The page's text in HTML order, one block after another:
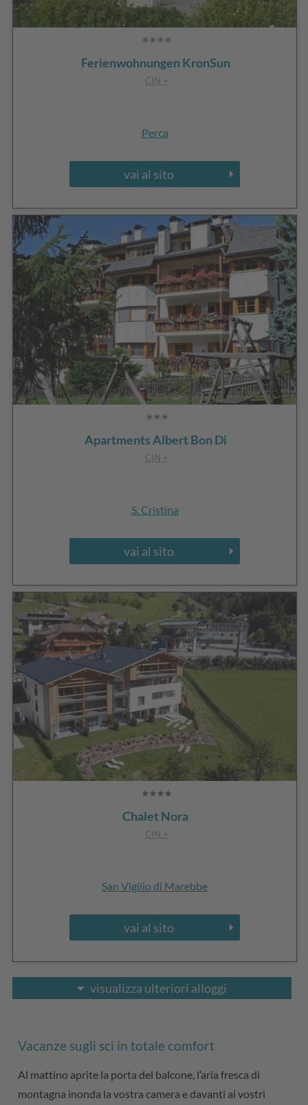
Ferienwohnungen KronSun
CIN +
Perca
vai al sito
Apartments Albert Bon Di
CIN +
S. Cristina
vai al sito
Chalet Nora
CIN +
San Vigilio di Marebbe
vai al sito
visualizza ulteriori alloggi
Vacanze sugli sci in totale comfort
Al mattino aprite la porta del balcone, l’aria fresca di
montagna inonda la vostra camera e davanti ai vostri